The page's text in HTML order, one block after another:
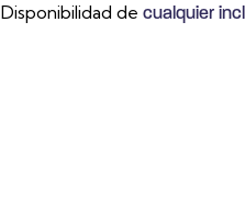
Disponibilidad de cualquier